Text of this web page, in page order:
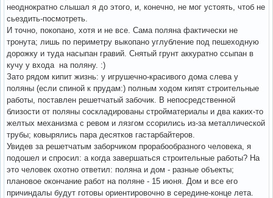
неоднократно слышал я до этого, и, конечно, не мог устоять, чтоб не
сьездить-посмотреть.
И точно, покопано, хотя и не все. Сама поляна фактически не
тронута; лишь по периметру выкопано углубление под пешеходную
дорожку и туда насыпан гравий. Снятый грунт аккуратно ссыпан в
кучу у входа на поляну. :)
Зато рядом кипит жизнь: у игрушечно-красивого дома слева у
поляны (если спиной к прудам:) полным ходом кипят строительные
работы, поставлен решетчатый забочик. В непосредственной
близости от поляны соскладированы стройматериалы и два каких-то
желтых механизма с ревом и лязгом ссорились из-за металлической
трубы; ковырялись пара десятков гастарбайтеров.
Увидев за решетчатым заборчиком прорабообразного человека, я
подошел и спросил: а когда завершаться строительные работы? На
это человек охотно ответил: поляна и дом - разные объекты;
плановое окончание работ на поляне - 15 июня. Дом и все его
причиндалы будут готовы ориентировочно в середине-конце лета.